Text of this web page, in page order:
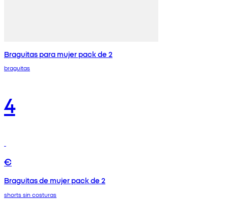
Braguitas para mujer pack de 2
braguitas
4
€
Braguitas de mujer pack de 2
shorts sin costuras